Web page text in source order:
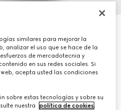
Marmont
similares para mejorar la
analizar el uso que se hace de la
de mercadotecnia y
en sus redes sociales. Si
acepta usted las condiciones
sobre estas tecnologías y sobre su
nuestra
política de cookies